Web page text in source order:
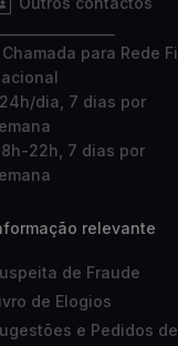
para Rede
24h/dia, 7 dias por
8h-22h, 7 dias por
relevante
de Fraude
de Elogios
e Pedidos de